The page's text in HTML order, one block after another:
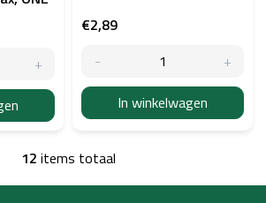
€2,89
In winkelwagen
L
i
12 items totaal